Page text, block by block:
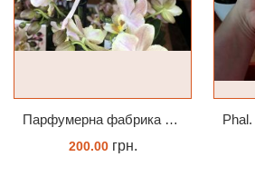
Парфумерна фабрика Valkion 9102 1.7 (торфстакан) реанімашка
200.00грн.